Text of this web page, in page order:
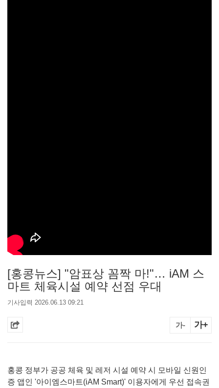
[홍콩뉴스] "암표상 꼼짝 마!"… iAM 스
마트 체육시설 예약 선점 우대
기사입력 2026.06.13 09:21
가- 가+
홍콩 정부가 공공 체육 및 레저 시설 예약 시 모바일 신원인
증 앱인 '아이엠스마트(iAM Smart)' 이용자에게 우선 접속권